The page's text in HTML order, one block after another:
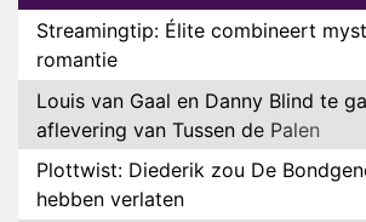
Streamingtip: Élite combineert
romantie
Louis van Gaal en Danny Blind te
aflevering van Tussen de Palen
Plottwist: Diederik zou De
hebben verlaten